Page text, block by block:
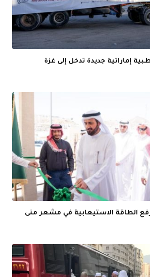
إماراتية جديدة تدخل إلى غزة
الطاقة الاستيعابية في مشعر منى